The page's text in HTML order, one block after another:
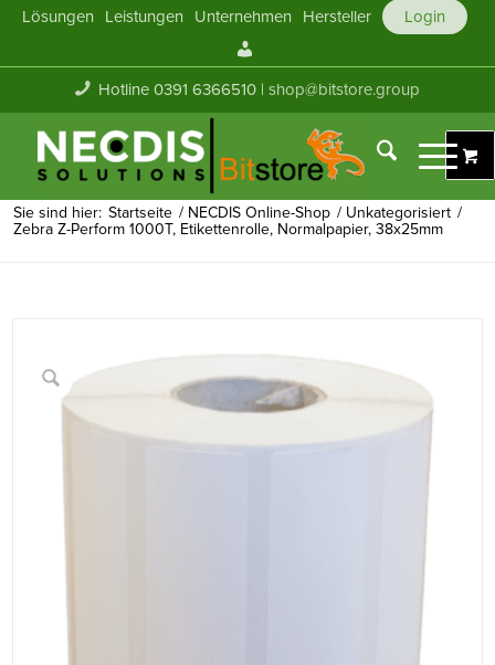
Lösungen Leistungen Unternehmen Hersteller
Login
Konto
Hotline 0391 6366510 |shop@bitstore.group
Sie sind hier: Startseite / NECDIS Online-Shop / Unkategorisiert /
Zebra Z-Perform 1000T, Etikettenrolle, Normalpapier, 38x25mm